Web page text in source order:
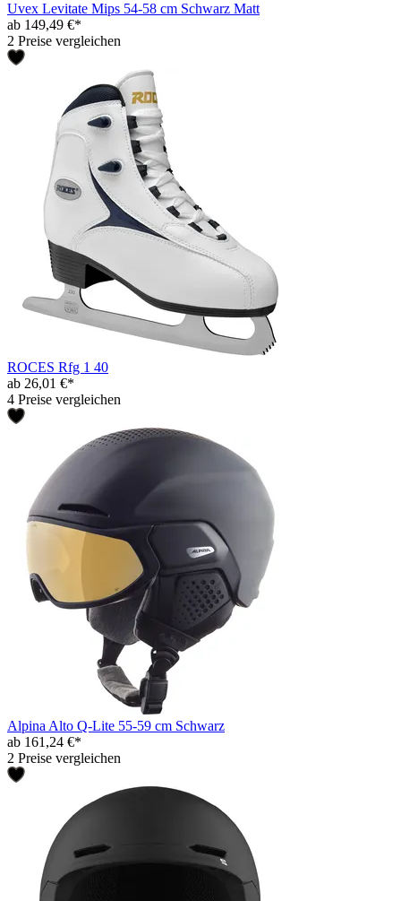
Uvex Levitate Mips 54-58 cm Schwarz Matt
ab 149,49 €*
2 Preise vergleichen
ROCES Rfg 1 40
ab 26,01 €*
4 Preise vergleichen
Alpina Alto Q-Lite 55-59 cm Schwarz
ab 161,24 €*
2 Preise vergleichen